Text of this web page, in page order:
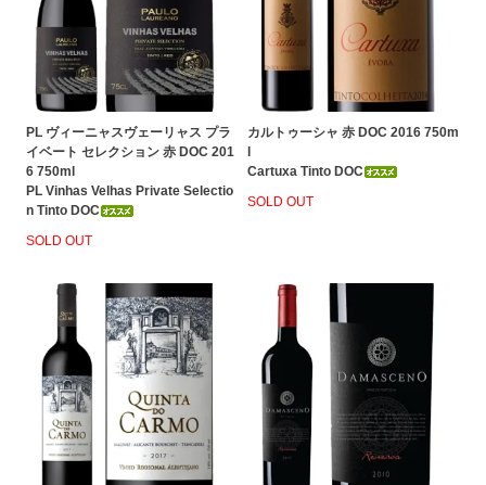
PL ヴィーニャスヴェーリャス プラ
イベート セレクション 赤 DOC 201
6 750ml
PL Vinhas Velhas Private Selectio
n Tinto DOC
SOLD OUT
カルトゥーシャ 赤 DOC 2016 750m
Cartuxa Tinto DOC
SOLD OUT